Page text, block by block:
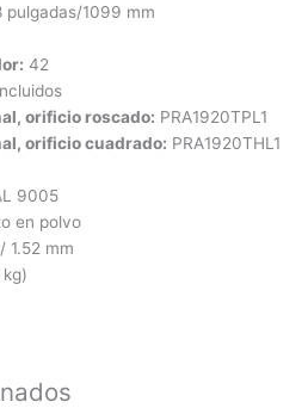
pulgadas/1099 mm
42
orificio roscado: PRA1920TPL1
orificio cuadrado: PRA1920THL1
9005
en polvo
1.52 mm